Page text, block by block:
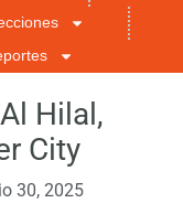
Hilal,
City
30, 2025